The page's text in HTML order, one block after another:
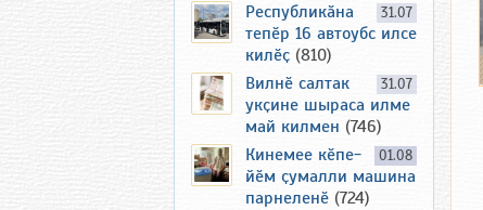
31.07
Республикӑна
тепӗр 16 автоубс илсе
килӗҫ (810)
31.07
Вилнӗ салтак
укҫине шыраса илме
май килмен (746)
01.08
Кинемее кӗпе-
йӗм ҫумалли машина
парнеленӗ (724)